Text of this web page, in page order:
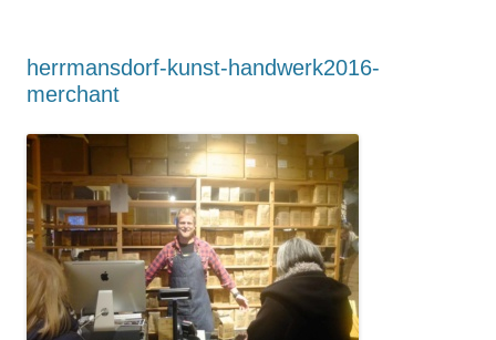
herrmansdorf-kunst-handwerk2016-
merchant